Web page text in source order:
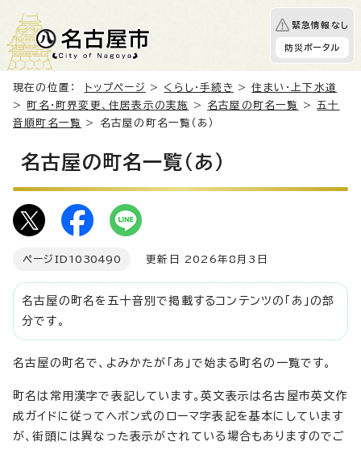
緊急情報なし
防災ポータル
現在の位置： トップページ > くらし・手続き >住まい・上下水道
>
町名・町界変更、住居表示の実施 > 名古屋の町名一覧 > 五十
音順町名一覧
> 名古屋の町名一覧（あ）
名古屋の町名一覧（あ）
ページID 1030490 更新日 2026年8月3日
名古屋の町名を五十音別で掲載するコンテンツの「あ」の部
分です。
名古屋の町名で、よみかたが「あ」で始まる町名の一覧です。
町名は常用漢字で表記しています。英文表示は名古屋市英文作
成ガイドに従ってヘボン式のローマ字表記を基本にしています
が、街頭には異なった表示がされている場合もありますのでご